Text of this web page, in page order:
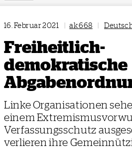
16. Februar 2021 | ak 668 |
Freiheitlich-
demokratische
Linke Organisationen
einem
Verfassungsschutz
verlieren ihre